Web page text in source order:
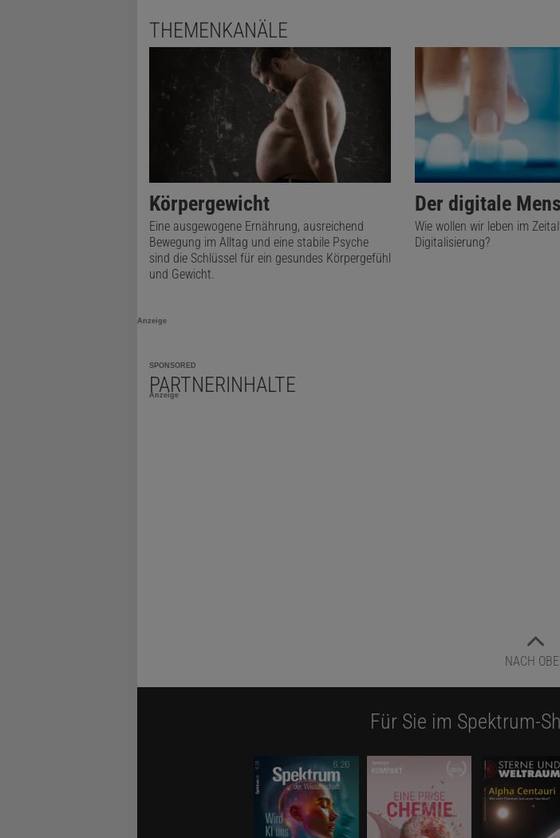
THEMENKANÄLE
Körpergewicht
Eine ausgewogene Ernährung, ausreichend
Bewegung im Alltag und eine stabile Psyche
sind die Schlüssel für ein gesundes Körpergefühl
und Gewicht.
Der digitale
Wie wollen wir leben im
Digitalisierung?
Anzeige
SPONSORED
PARTNERINHALTE
Anzeige
NACH
Für Sie im Spektrum-